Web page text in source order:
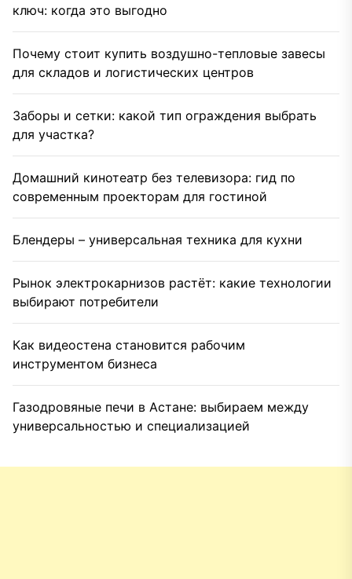
ключ: когда это выгодно
Почему стоит купить воздушно-тепловые завесы
для складов и логистических центров
Заборы и сетки: какой тип ограждения выбрать
для участка?
Домашний кинотеатр без телевизора: гид по
современным проекторам для гостиной
Блендеры – универсальная техника для кухни
Рынок электрокарнизов растёт: какие технологии
выбирают потребители
Как видеостена становится рабочим
инструментом бизнеса
Газодровяные печи в Астане: выбираем между
универсальностью и специализацией